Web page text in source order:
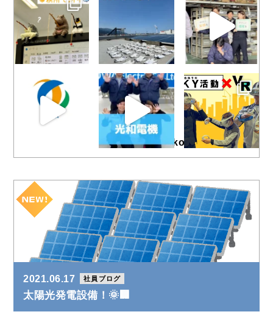
@kowa_electric
2021.06.17 社員ブログ
太陽光発電設備！🌞🏢